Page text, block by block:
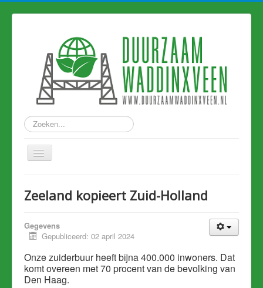
Zoeken...
Nieuws
Duurzame links
Eerdere artikelen
Zeeland kopieert Zuid-Holland
Gegevens
Gepubliceerd: 02 april 2024
Onze zuiderbuur heeft bijna 400.000 inwoners. Dat
komt overeen met 70 procent van de bevolking van
Den Haag.